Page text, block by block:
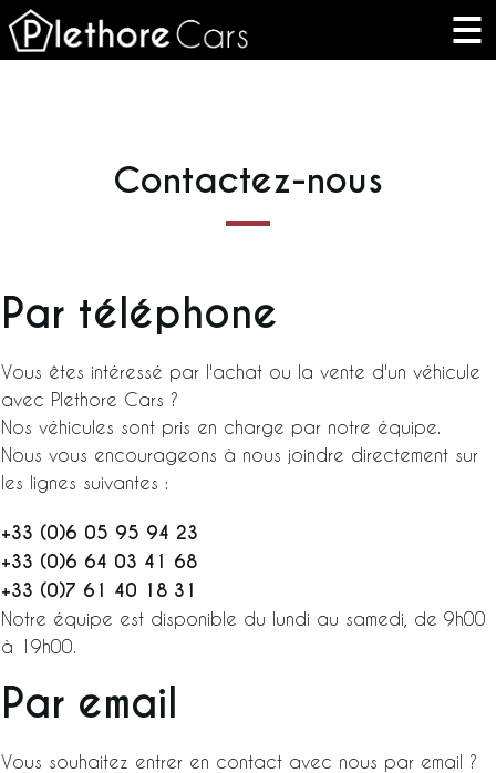
Contactez-nous
Par téléphone
Vous êtes intéressé par l'achat ou la vente d'un véhicule
avec Plethore Cars ?
Nos véhicules sont pris en charge par notre équipe.
Nous vous encourageons à nous joindre directement sur
les lignes suivantes :
+33 (0)6 05 95 94 23
+33 (0)6 64 03 41 68
+33 (0)7 61 40 18 31
Notre équipe est disponible du lundi au samedi, de 9h00
à 19h00.
Par email
Vous souhaitez entrer en contact avec nous par email ?